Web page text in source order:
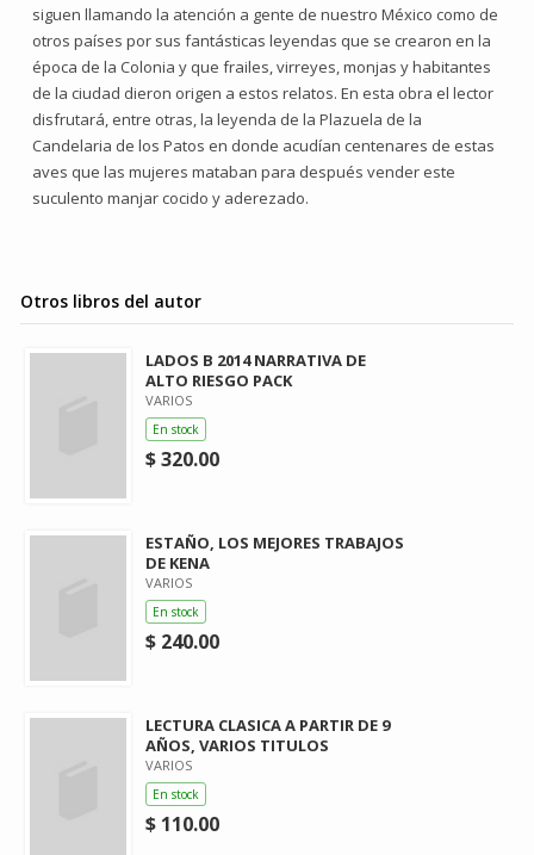
siguen llamando la atención a gente de nuestro México como de
otros países por sus fantásticas leyendas que se crearon en la
época de la Colonia y que frailes, virreyes, monjas y habitantes
de la ciudad dieron origen a estos relatos. En esta obra el lector
disfrutará, entre otras, la leyenda de la Plazuela de la
Candelaria de los Patos en donde acudían centenares de estas
aves que las mujeres mataban para después vender este
suculento manjar cocido y aderezado.
Otros libros del autor
LADOS B 2014 NARRATIVA DE
ALTO RIESGO PACK
VARIOS
En stock
$ 320.00
ESTAÑO, LOS MEJORES TRABAJOS
DE KENA
VARIOS
En stock
$ 240.00
LECTURA CLASICA A PARTIR DE 9
AÑOS, VARIOS TITULOS
VARIOS
En stock
$ 110.00